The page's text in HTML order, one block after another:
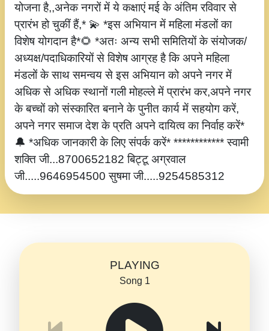
योजना है,,अनेक नगरों में ये कक्षाएं मई के अंतिम रविवार से
प्रारंभ हो चुकीं हैं,* 💫 *इस अभियान में महिला मंडलों का
विशेष योगदान है*🌻 *अतः अन्य सभी समितियों के संयोजक/
अध्यक्ष/पदाधिकारियों से विशेष आग्रह है कि अपने महिला
मंडलों के साथ समन्वय से इस अभियान को अपने नगर में
अधिक से अधिक स्थानों गली मोहल्ले में प्रारंभ कर,अपने नगर
के बच्चों को संस्कारित बनाने के पुनीत कार्य में सहयोग करें,
अपने नगर समाज देश के प्रति अपने दायित्व का निर्वाह करें*
🔔 *अधिक जानकारी के लिए संपर्क करें* ************ स्वामी
शक्ति जी...8700652182 बिट्टू अग्रवाल
जी.....9646954500 सुषमा जी.....9254585312
PLAYING
Song 1